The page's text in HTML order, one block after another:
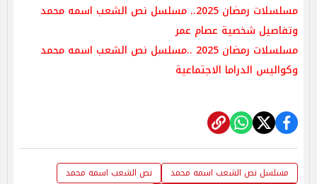
مسلسلات رمضان 2025.. مسلسل نص الشعب اسمه محمد
وتفاصيل شخصية عصام عمر
مسلسلات رمضان 2025 ..مسلسل نص الشعب اسمه محمد
وكواليس الدراما الاجتماعية
مسلسل نص الشعب اسمه محمد
نص الشعب اسمه محمد